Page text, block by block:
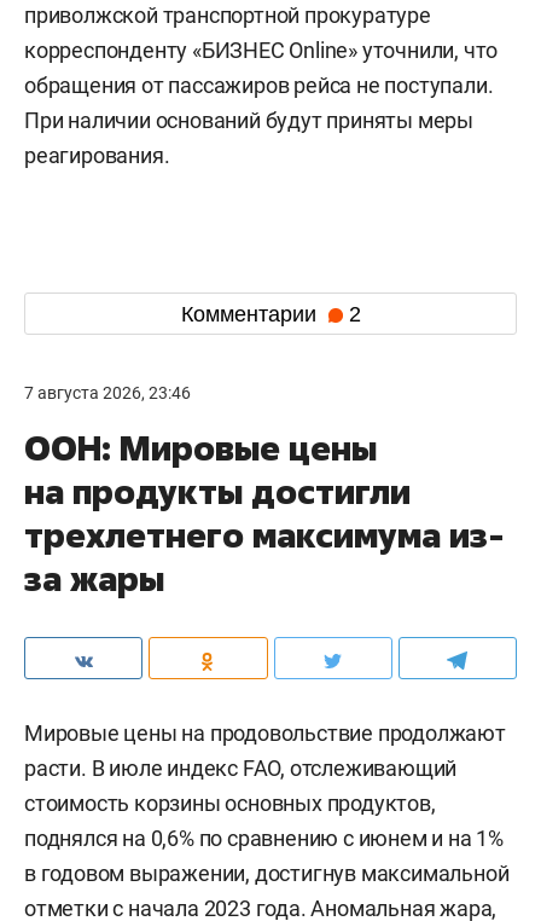
приволжской транспортной прокуратуре
корреспонденту «БИЗНЕС Online» уточнили, что
обращения от пассажиров рейса не поступали.
При наличии оснований будут приняты меры
реагирования.
Комментарии 2
7 августа 2026, 23:46
ООН: Мировые цены
на продукты достигли
трехлетнего максимума из-
за жары
Мировые цены на продовольствие продолжают
расти. В июле индекс FAO, отслеживающий
стоимость корзины основных продуктов,
поднялся на 0,6% по сравнению с июнем и на 1%
в годовом выражении, достигнув максимальной
отметки с начала 2023 года. Аномальная жара,